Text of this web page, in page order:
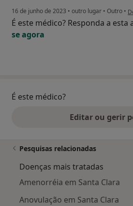
16 de junho de 2023 • outro lugar • Outro •
É este médico? Responda a esta
se agora
É este médico?
Editar ou gerir
Pesquisas relacionadas
Doenças mais tratadas
Amenorréia em Santa Clara
Anovulação em Santa Clara